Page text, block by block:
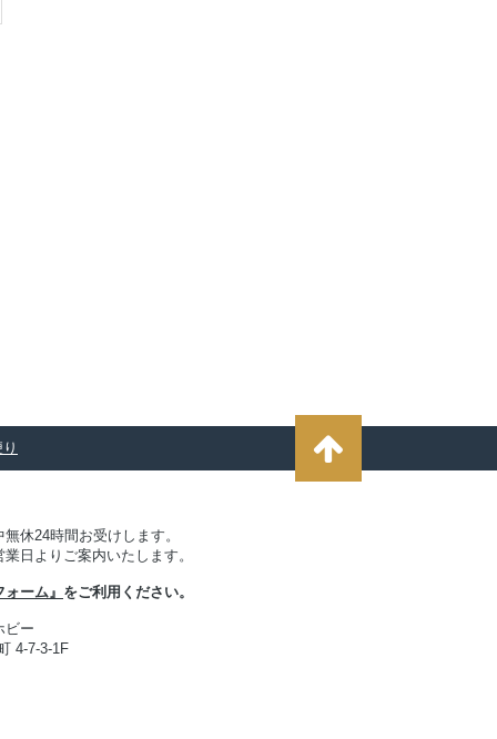
休24時間お受けします。
日よりご案内いたします。
ーム』 をご利用ください。
ビー
4-7-3-1F